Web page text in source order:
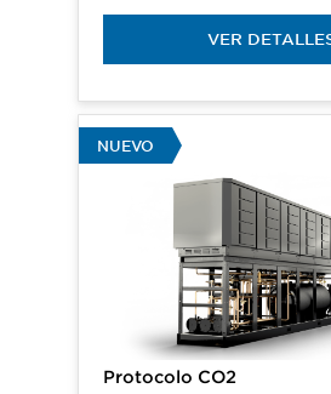
VER
NUEVO
Protocolo CO2